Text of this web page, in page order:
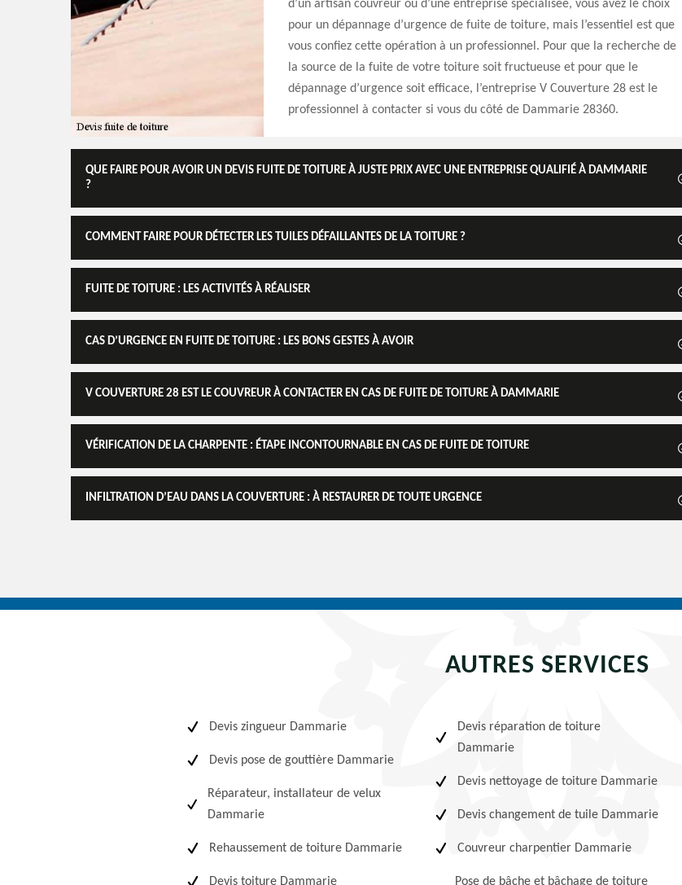
d’un artisan couvreur ou d’une entreprise spécialisée, vous avez le choix
pour un dépannage d’urgence de fuite de toiture, mais l’essentiel est que
vous confiez cette opération à un professionnel. Pour que la recherche de
la source de la fuite de votre toiture soit fructueuse et pour que le
dépannage d’urgence soit efficace, l’entreprise V Couverture 28 est le
professionnel à contacter si vous du côté de Dammarie 28360.
QUE FAIRE POUR AVOIR UN DEVIS FUITE DE TOITURE À JUSTE PRIX AVEC UNE ENTREPRISE QUALIFIÉ À DAMMARIE
?
COMMENT FAIRE POUR DÉTECTER LES TUILES DÉFAILLANTES DE LA TOITURE ?
FUITE DE TOITURE : LES ACTIVITÉS À RÉALISER
CAS D’URGENCE EN FUITE DE TOITURE : LES BONS GESTES À AVOIR
V COUVERTURE 28 EST LE COUVREUR À CONTACTER EN CAS DE FUITE DE TOITURE À DAMMARIE
VÉRIFICATION DE LA CHARPENTE : ÉTAPE INCONTOURNABLE EN CAS DE FUITE DE TOITURE
INFILTRATION D’EAU DANS LA COUVERTURE : À RESTAURER DE TOUTE URGENCE
AUTRES SERVICES
Devis zingueur Dammarie
Devis pose de gouttière Dammarie
Réparateur, installateur de velux
Dammarie
Rehaussement de toiture Dammarie
Devis toiture Dammarie
Devis réparation de toiture
Dammarie
Devis nettoyage de toiture Dammarie
Devis changement de tuile Dammarie
Couvreur charpentier Dammarie
Pose de bâche et bâchage de toiture